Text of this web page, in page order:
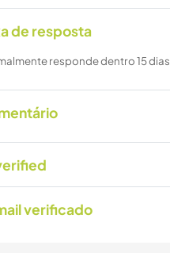
de resposta
responde dentro 15 dias
verificado